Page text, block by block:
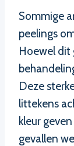
Sommige
peelings
Hoewel dit
Deze
littekens
kleur
gevallen